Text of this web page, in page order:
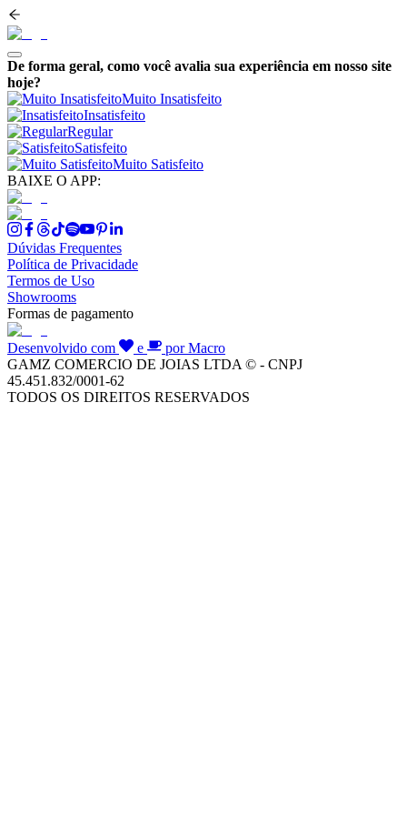
De forma geral, como você avalia sua experiência em nosso site
hoje?
Muito Insatisfeito
Insatisfeito
Regular
Satisfeito
Muito Satisfeito
BAIXE O APP:
Dúvidas Frequentes
Política de Privacidade
Termos de Uso
Showrooms
Formas de pagamento
Desenvolvido com e
por Macro
GAMZ COMERCIO DE JOIAS LTDA © - CNPJ
45.451.832/0001-62
TODOS OS DIREITOS RESERVADOS